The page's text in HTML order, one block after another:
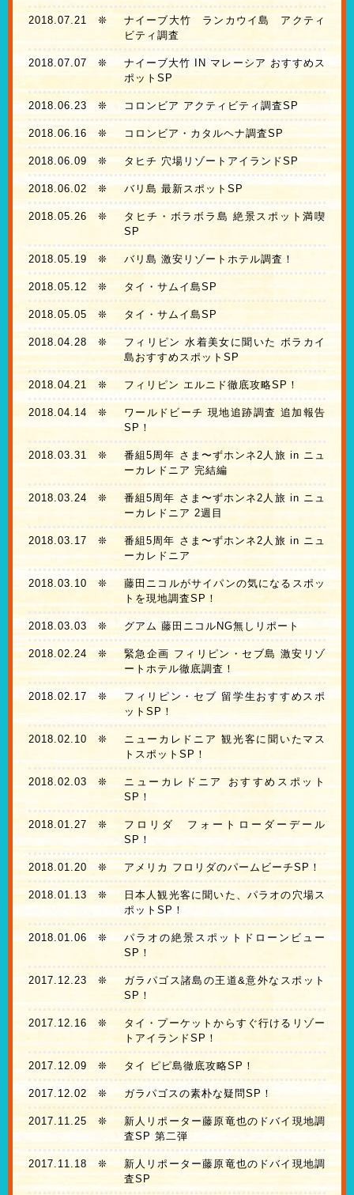
2018.07.21 ❊
ナイーブ大竹 ランカウイ島 アクティ
ビティ調査
2018.07.07 ❊
ナイーブ大竹 IN マレーシア おすすめス
ポットSP
2018.06.23 ❊ コロンビア アクティビティ調査SP
2018.06.16❊ コロンビア・カタルヘナ調査SP
2018.06.09 ❊ タヒチ 穴場リゾートアイランドSP
2018.06.02 ❊ バリ島 最新スポットSP
2018.05.26 ❊
タヒチ・ボラボラ島 絶景スポット満喫
SP
2018.05.19 ❊ バリ島 激安リゾートホテル調査！
2018.05.12 ❊ タイ・サムイ島SP
2018.05.05 ❊ タイ・サムイ島SP
2018.04.28 ❊
フィリピン 水着美女に聞いた ボラカイ
島おすすめスポットSP
2018.04.21 ❊ フィリピン エルニド徹底攻略SP！
2018.04.14 ❊
ワールドビーチ 現地追跡調査 追加報告
SP！
2018.03.31 ❊
番組5周年 さま〜ずホンネ2人旅 in ニュ
ーカレドニア 完結編
2018.03.24 ❊
番組5周年 さま〜ずホンネ2人旅 in ニュ
ーカレドニア 2週目
2018.03.17 ❊
番組5周年 さま〜ずホンネ2人旅 in ニュ
ーカレドニア
2018.03.10 ❊
藤田ニコルがサイパンの気になるスポッ
トを現地調査SP！
2018.03.03❊ グアム 藤田ニコルNG無しリポート
2018.02.24❊
緊急企画 フィリピン・セブ島 激安リゾ
ートホテル徹底調査！
2018.02.17 ❊
フィリピン・セブ 留学生おすすめスポ
ットSP！
2018.02.10 ❊
ニューカレドニア 観光客に聞いたマス
トスポットSP！
2018.02.03 ❊
ニューカレドニア おすすめスポット
SP！
2018.01.27 ❊
フロリダ フォートローダーデール
SP！
2018.01.20 ❊ アメリカ フロリダのパームビーチSP！
2018.01.13❊
日本人観光客に聞いた、パラオの穴場ス
ポットSP！
2018.01.06 ❊
パラオの絶景スポットドローンビュー
SP！
2017.12.23❊
ガラパゴス諸島の王道&意外なスポット
SP！
2017.12.16 ❊
タイ・プーケットからすぐ行けるリゾー
トアイランドSP！
2017.12.09 ❊ タイ ピピ島徹底攻略SP！
2017.12.02 ❊ ガラパゴスの素朴な疑問SP！
2017.11.25❊
新人リポーター藤原竜也のドバイ現地調
査SP 第二弾
2017.11.18❊
新人リポーター藤原竜也のドバイ現地調
査SP